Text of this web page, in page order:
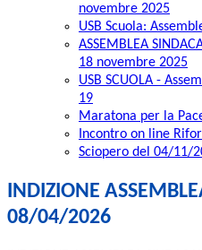
novembre 2025
USB Scuola:
ASSEMBLEA
18 novembre 2025
USB SCUOLA -
19
Maratona per la
Incontro on line
Sciopero del 04/11/
INDIZIONE
08/04/2026